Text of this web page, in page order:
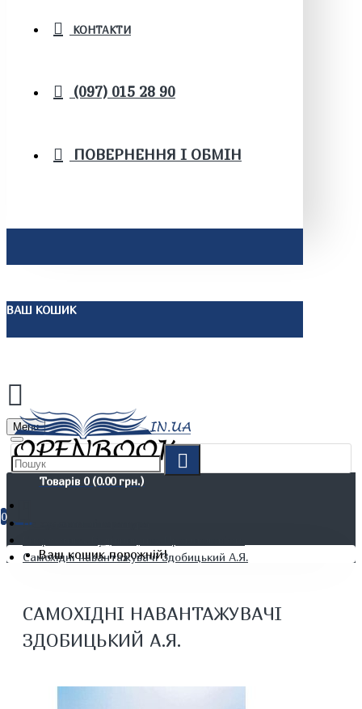
КОНТАКТИ
(097) 015 28 90
ПОВЕРНЕННЯ І ОБМІН
ВАШ КОШИК
Menu
Товарів 0 (0.00 грн.)
0
Ваш кошик порожній!
Не художня література
Самохідні навантажувачі Здобицький А.Я.
САМОХІДНІ НАВАНТАЖУВАЧІ
ЗДОБИЦЬКИЙ А.Я.